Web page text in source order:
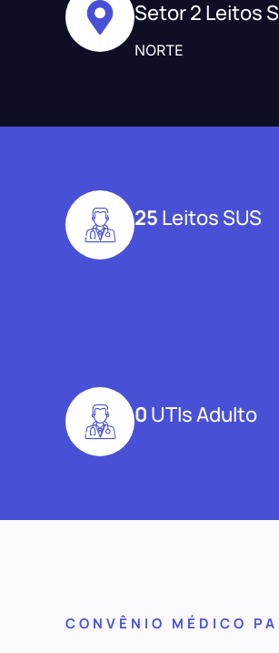
Setor 2 Leitos
NORTE
25 Leitos SUS
0 UTIs Adulto
CONVÊNIO MÉDICO